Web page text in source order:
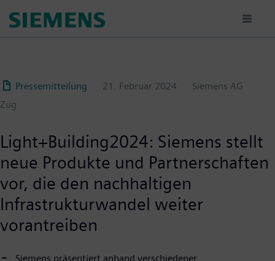
para
Pressemitteilung
21. Februar 2024
Siemens AG
Zug
Light+Building2024: Siemens stellt
neue Produkte und Partnerschaften
vor, die den nachhaltigen
Infrastrukturwandel weiter
vorantreiben
Siemens präsentiert anhand verschiedener